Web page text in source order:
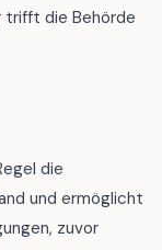
trifft die Behörde
die
und ermöglicht
zuvor